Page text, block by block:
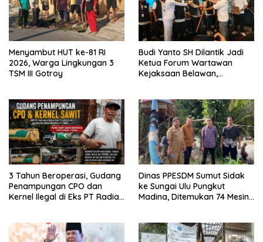
Menyambut HUT ke-81 RI
2026, Warga Lingkungan 3
TSM III Gotroy
Budi Yanto SH Dilantik Jadi
Ketua Forum Wartawan
Kejaksaan Belawan,
Pendampingan Hukum dan
Ekomoni Semua Anggota
3 Tahun Beroperasi, Gudang
Penampungan CPO dan
Kernel Ilegal di Eks PT Radian
Dinas PPESDM Sumut Sidak
ke Sungai Ulu Pungkut
Madina, Ditemukan 74 Mesin
Rusak